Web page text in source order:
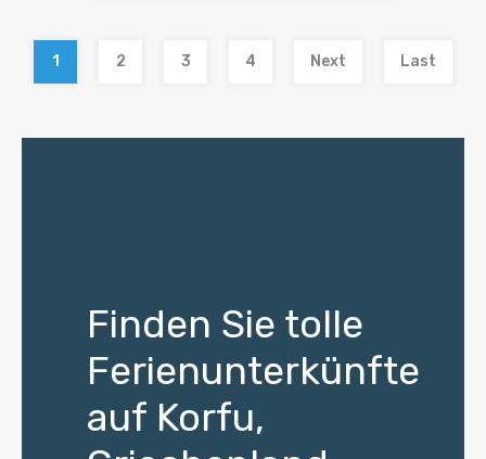
1 2 3 4 Next Last
Finden Sie tolle
Ferienunterkünfte
auf Korfu,